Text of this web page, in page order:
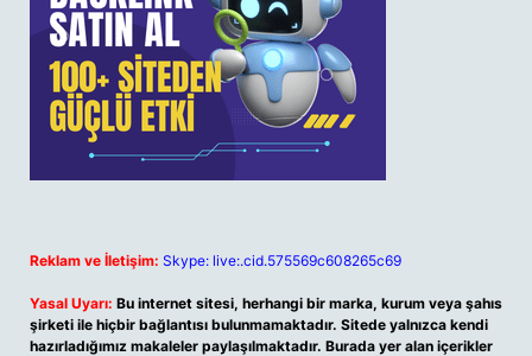
Reklam ve İletişim: Skype: live:.cid.575569c608265c69
Yasal Uyarı: Bu internet sitesi, herhangi bir marka, kurum veya şahıs
şirketi ile hiçbir bağlantısı bulunmamaktadır. Sitede yalnızca kendi
hazırladığımız makaleler paylaşılmaktadır. Burada yer alan içerikler